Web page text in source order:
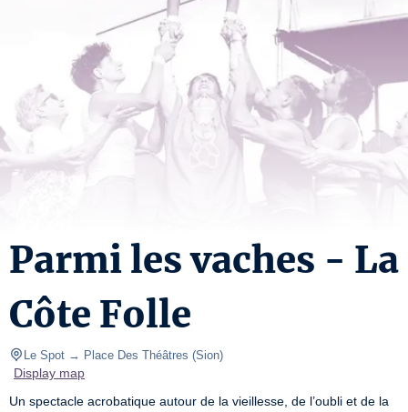
Parmi les vaches - La
Côte Folle
Le Spot → Place Des Théâtres (Sion)
Display map
Un spectacle acrobatique autour de la vieillesse, de l’oubli et de la